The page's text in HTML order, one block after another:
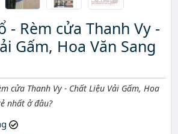
- Rèm cửa Thanh Vy -
Gấm, Hoa Văn Sang
cửa Thanh Vy - Chất Liệu Vải Gấm, Hoa
nhất ở đâu?